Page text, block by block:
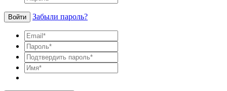
Войти Забыли пароль?